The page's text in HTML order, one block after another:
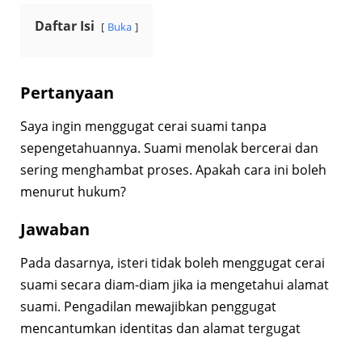
Daftar Isi Buka
Pertanyaan
Saya ingin menggugat cerai suami tanpa
sepengetahuannya. Suami menolak bercerai dan
sering menghambat proses. Apakah cara ini boleh
menurut hukum?
Jawaban
Pada dasarnya, isteri tidak boleh menggugat cerai
suami secara diam-diam jika ia mengetahui alamat
suami. Pengadilan mewajibkan penggugat
mencantumkan identitas dan alamat tergugat